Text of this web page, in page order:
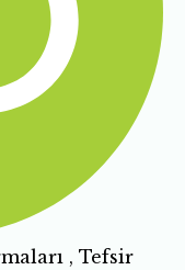
, Tefsir